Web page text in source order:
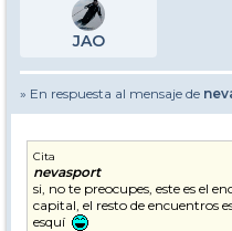
JAO
» En respuesta al mensaje de
Cita
nevasport
si, no te preocupes, este es el
capital, el resto de encuentros
esquí